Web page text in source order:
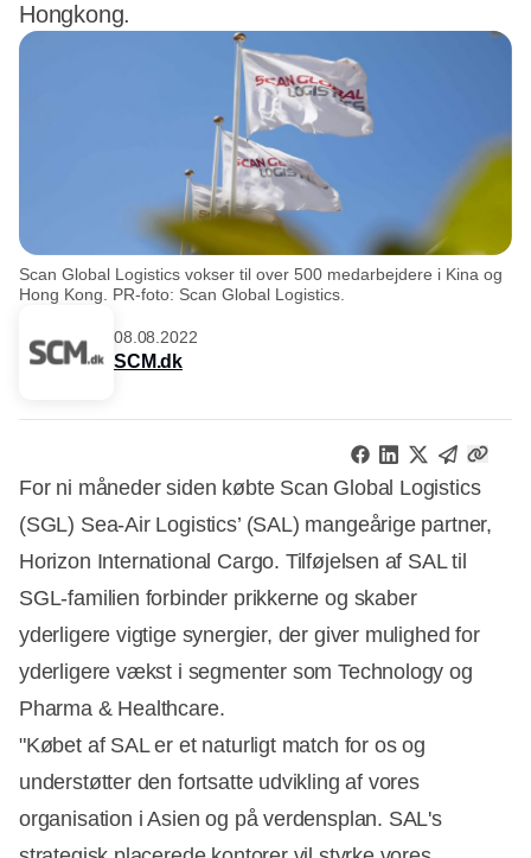
Hongkong.
Scan Global Logistics vokser til over 500 medarbejdere i Kina og
Hong Kong. PR-foto: Scan Global Logistics.
08.08.2022
SCM.dk
For ni måneder siden købte Scan Global Logistics
(SGL) Sea-Air Logistics’ (SAL) mangeårige partner,
Horizon International Cargo. Tilføjelsen af SAL til
SGL-familien forbinder prikkerne og skaber
yderligere vigtige synergier, der giver mulighed for
yderligere vækst i segmenter som Technology og
Pharma & Healthcare.
"Købet af SAL er et naturligt match for os og
understøtter den fortsatte udvikling af vores
organisation i Asien og på verdensplan. SAL's